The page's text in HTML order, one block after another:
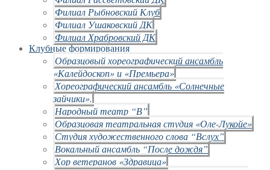
Филиал Рыбновский Клуб
Филиал Ушаковский ДК
Филиал Храбровский ДК
Клубные формирования
Образцовый хореографический ансамбль
«Калейдоскоп» и «Премьера»
Хореографический ансамбль «Солнечные
зайчики».
Народный театр “В”
Образцовая театральная студия «Оле-Лукойе»
Студия художественного слова “Вслух”
Вокальный ансамбль “После дождя”
Хор ветеранов «Здравица»